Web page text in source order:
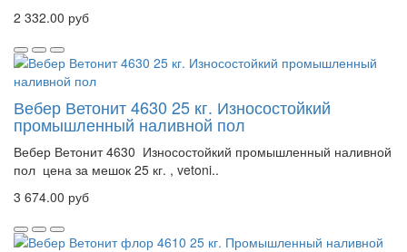
2 332.00 руб
Вебер Ветонит 4630 25 кг. Износостойкий
промышленный наливной пол
Вебер Ветонит 4630 Износостойкий промышленный наливной
пол цена за мешок 25 кг. , vetoni..
3 674.00 руб